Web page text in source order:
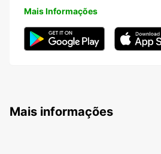
Mais Informações
Mais informações